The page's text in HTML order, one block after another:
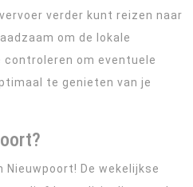
verder kunt reizen naar
om de lokale
om eventuele
te genieten van je
Nieuwpoort! De wekelijkse